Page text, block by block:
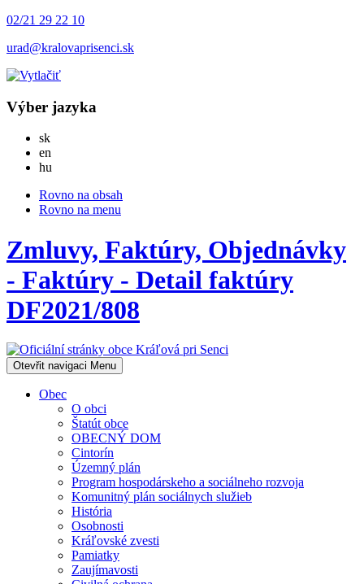
02/21 29 22 10
urad@kralovaprisenci.sk
Výber jazyka
skSlovensky
en
hu
Rovno na obsah
Rovno na menu
Zmluvy, Faktúry, Objednávky
- Faktúry - Detail faktúry
DF2021/808
Otevřit navigaci Menu
Obec
O obci
Štatút obce
OBECNÝ DOM
Cintorín
Územný plán
Program hospodárskeho a sociálneho rozvoja
Komunitný plán sociálnych služieb
História
Osobnosti
Kráľovské zvesti
Pamiatky
Zaujímavosti